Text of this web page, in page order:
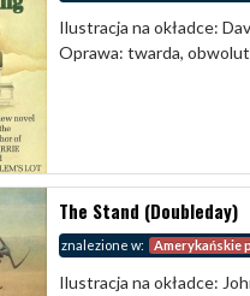
Ilustracja na okładce:
Oprawa: twarda,
The Stand (Doubleday)
znalezione w: Amerykańskie
Ilustracja na okładce: